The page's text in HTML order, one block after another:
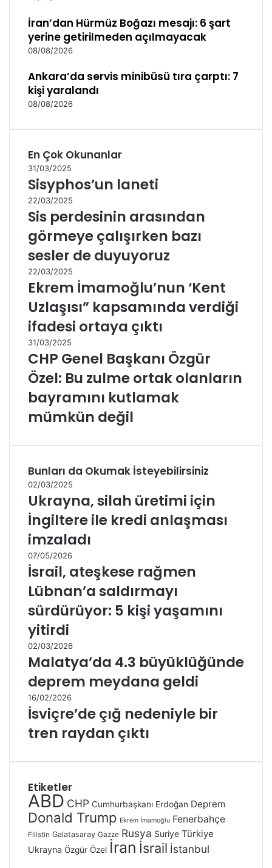
İran’dan Hürmüz Boğazı mesajı: 6 şart
yerine getirilmeden açılmayacak
08/08/2026
Ankara’da servis minibüsü tıra çarptı: 7
kişi yaralandı
08/08/2026
En Çok Okunanlar
31/03/2025
Sisyphos’un laneti
22/03/2025
Sis perdesinin arasından
görmeye çalışırken bazı
sesler de duyuyoruz
22/03/2025
Ekrem İmamoğlu’nun ‘Kent
Uzlaşısı” kapsamında verdiği
ifadesi ortaya çıktı
31/03/2025
CHP Genel Başkanı Özgür
Özel: Bu zulme ortak olanların
bayramını kutlamak
mümkün değil
Bunları da Okumak İsteyebilirsiniz
02/03/2025
Ukrayna, silah üretimi için
İngiltere ile kredi anlaşması
imzaladı
07/05/2026
İsrail, ateşkese rağmen
Lübnan’a saldırmayı
sürdürüyor: 5 kişi yaşamını
yitirdi
02/03/2026
Malatya’da 4.3 büyüklüğünde
deprem meydana geldi
16/02/2026
İsviçre’de çığ nedeniyle bir
tren raydan çıktı
Etiketler
ABD CHP Cumhurbaşkanı Erdoğan Deprem
Donald Trump Ekrem İmamoğlu Fenerbahçe
Filistin Galatasaray Gazze Rusya Suriye Türkiye
Ukrayna Özgür Özel İran İsrail İstanbul